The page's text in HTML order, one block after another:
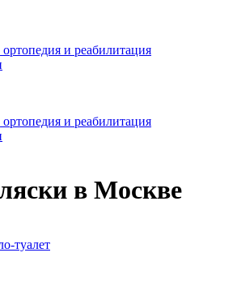
и реабилитация
и реабилитация
в Москве
туалет